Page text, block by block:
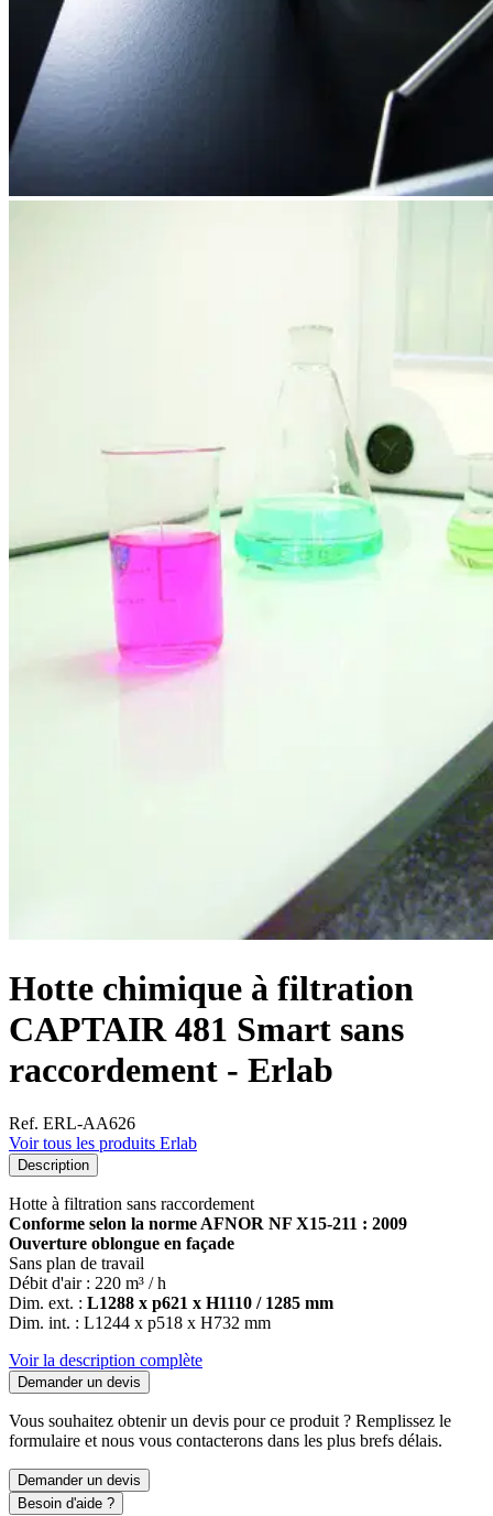
Hotte chimique à filtration
CAPTAIR 481 Smart sans
raccordement - Erlab
Ref. ERL-AA626
Voir tous les produits Erlab
Description
Hotte à filtration sans raccordement
Conforme selon la norme AFNOR NF X15-211 : 2009
Ouverture oblongue en façade
Sans plan de travail
Débit d'air : 220 m³ / h
Dim. ext. : L1288 x p621 x H1110 / 1285 mm
Dim. int. : L1244 x p518 x H732 mm
Voir la description complète
Demander un devis
Vous souhaitez obtenir un devis pour ce produit ? Remplissez le
formulaire et nous vous contacterons dans les plus brefs délais.
Demander un devis
Besoin d'aide ?